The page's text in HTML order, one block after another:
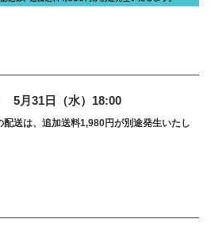
5月31日（水）18:00
送は、追加送料1,980円が別途発生いたし